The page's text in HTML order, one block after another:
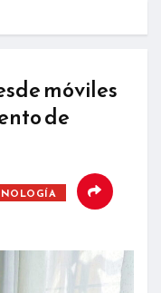
móviles
de